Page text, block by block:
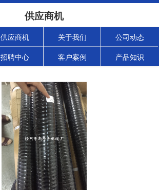
供应商机
供应商机 关于我们 公司动态
招聘中心 客户案例 产品知识